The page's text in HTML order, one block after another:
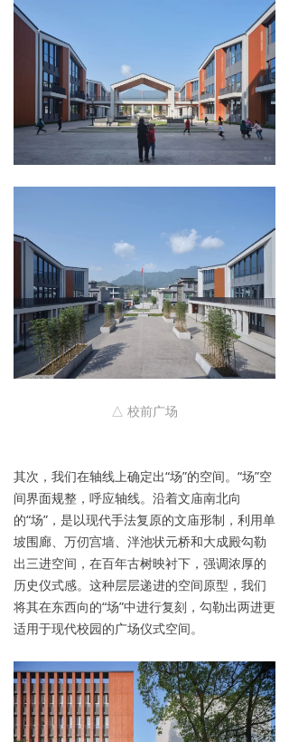
△ 校前广场
其次，我们在轴线上确定出“场”的空间。“场”空
间界面规整，呼应轴线。沿着文庙南北向
的“场”，是以现代手法复原的文庙形制，利用单
坡围廊、万仞宫墙、泮池状元桥和大成殿勾勒
出三进空间，在百年古树映衬下，强调浓厚的
历史仪式感。这种层层递进的空间原型，我们
将其在东西向的“场”中进行复刻，勾勒出两进更
适用于现代校园的广场仪式空间。